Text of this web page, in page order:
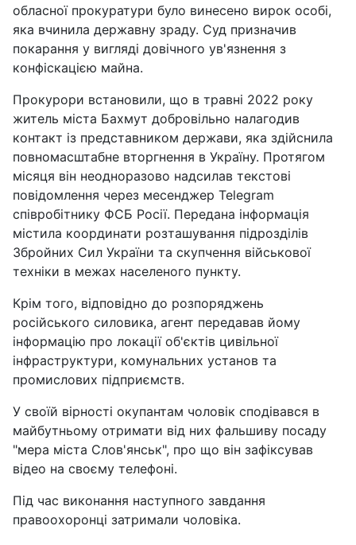
обласної прокуратури було винесено вирок особі,
яка вчинила державну зраду. Суд призначив
покарання у вигляді довічного ув'язнення з
конфіскацією майна.
Прокурори встановили, що в травні 2022 року
житель міста Бахмут добровільно налагодив
контакт із представником держави, яка здійснила
повномасштабне вторгнення в Україну. Протягом
місяця він неодноразово надсилав текстові
повідомлення через месенджер Telegram
співробітнику ФСБ Росії. Передана інформація
містила координати розташування підрозділів
Збройних Сил України та скупчення військової
техніки в межах населеного пункту.
Крім того, відповідно до розпоряджень
російського силовика, агент передавав йому
інформацію про локації об'єктів цивільної
інфраструктури, комунальних установ та
промислових підприємств.
У своїй вірності окупантам чоловік сподівався в
майбутньому отримати від них фальшиву посаду
"мера міста Слов'янськ", про що він зафіксував
відео на своєму телефоні.
Під час виконання наступного завдання
правоохоронці затримали чоловіка.